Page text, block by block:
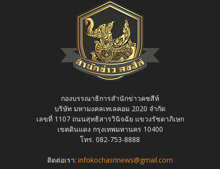
กองบรรณาธิการสำนักข่าวคชสีห์
บริษัท มหามงคลเทเลคอม 2020 จำกัด
เลขที่ 1107 ถนนสุทธิสารวินิจฉัย แขวงรัชดาภิเษก
เขตดินแดง กรุงเทพมหานคร 10400
โทร. 082-753-8888
ติดต่อเรา: infokochasrinews@gmail.com